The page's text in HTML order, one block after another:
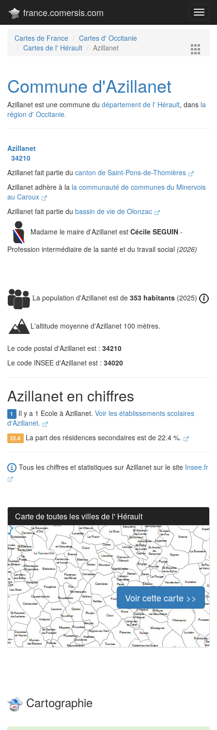
france.comersis.com
Cartes de France
Cartes d' Occitanie
Cartes de l' Hérault
Azillanet
Commune d'Azillanet
Azillanet est une commune du département de l' Hérault, dans la
région d' Occitanie.
Azillanet
34210
Azillanet fait partie du canton de Saint-Pons-de-Thomières
Azillanet adhère à la la communauté de communes du Minervois
au Caroux
Azillanet fait partie du bassin de vie de Olonzac
Madame le maire d'Azillanet est Cécile SEGUIN -
Profession intermédiaire de la santé et du travail social (2026)
La population d'Azillanet est de 353 habitants (2025)
L'altitude moyenne d'Azillanet 100 mètres.
Le code postal d'Azillanet est : 34210
Le code INSEE d'Azillanet est : 34020
Azillanet en chiffres
1 Il y a 1 Ecole à Azillanet. Voir les établissements scolaires
d'Azillanet.
22.4 La part des résidences secondaires est de 22.4 %.
Tous les chiffres et statistiques sur Azillanet sur le site Insee.fr
Carte de toutes les villes de l' Hérault
Voir cette carte >>
Cartographie